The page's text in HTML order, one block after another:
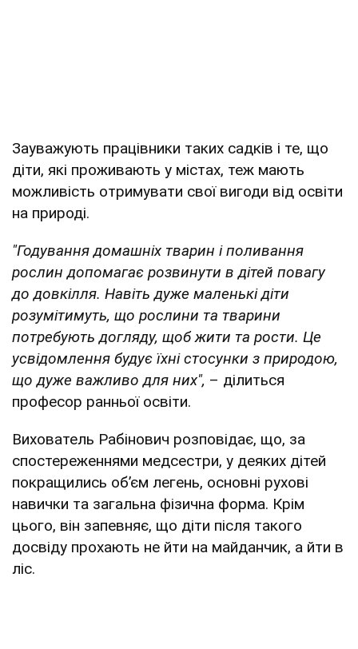
Зауважують працівники таких садків і те, що
діти, які проживають у містах, теж мають
можливість отримувати свої вигоди від освіти
на природі.
"Годування домашніх тварин і поливання
рослин допомагає розвинути в дітей повагу
до довкілля. Навіть дуже маленькі діти
розумітимуть, що рослини та тварини
потребують догляду, щоб жити та рости. Це
усвідомлення будує їхні стосунки з природою,
що дуже важливо для них", – ділиться
професор ранньої освіти.
Вихователь Рабінович розповідає, що, за
спостереженнями медсестри, у деяких дітей
покращились обʼєм легень, основні рухові
навички та загальна фізична форма. Крім
цього, він запевняє, що діти після такого
досвіду прохають не йти на майданчик, а йти в
ліс.